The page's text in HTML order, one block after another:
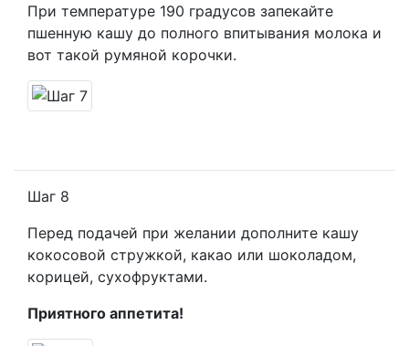
При температуре 190 градусов запекайте
пшенную кашу до полного впитывания молока и
вот такой румяной корочки.
Шаг 8
Перед подачей при желании дополните кашу
кокосовой стружкой, какао или шоколадом,
корицей, сухофруктами.
Приятного аппетита!